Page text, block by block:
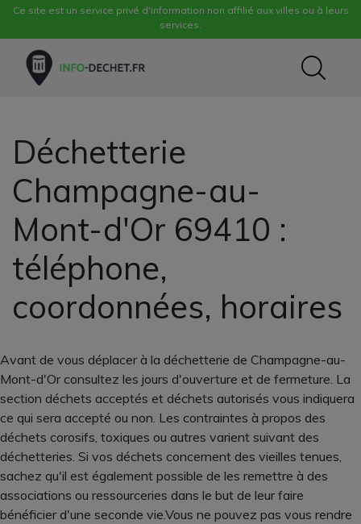
Ce site est un service privé d'information non affilié aux villes ou à leurs
services.
Déchetterie
Champagne-au-
Mont-d'Or 69410 :
téléphone,
coordonnées, horaires
Avant de vous déplacer à la déchetterie de Champagne-au-
Mont-d'Or consultez les jours d'ouverture et de fermeture. La
section déchets acceptés et déchets autorisés vous indiquera
ce qui sera accepté ou non. Les contraintes à propos des
déchets corosifs, toxiques ou autres varient suivant des
déchetteries. Si vos déchets concernent des vieilles tenues,
sachez qu'il est également possible de les remettre à des
associations ou ressourceries dans le but de leur faire
bénéficier d'une seconde vie.Vous ne pouvez pas vous rendre